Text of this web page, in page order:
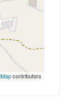
contributors